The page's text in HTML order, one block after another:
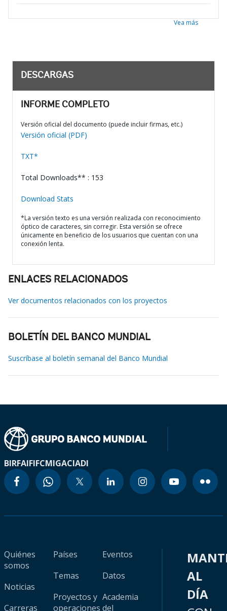
Vea más
DESCARGAS
INFORME COMPLETO
Versión oficial del documento (puede incluir firmas, etc.)
Versión oficial (PDF)
TXT*
Total Downloads** : 153
Download Stats
*La versión texto es una versión realizada con reconocimiento
óptico de caracteres, sin corregir. Esta versión se ofrece
únicamente en beneficio de los usuarios que cuentan con una
conexión lenta.
ENLACES RELACIONADOS
Ver documentos relacionados con los proyectos
BOLETÍN DEL BANCO MUNDIAL
Suscríbase al boletín semanal del Banco Mundial
BIRFAIFIFCMIGACIADI
Quiénes
somos
Noticias
Carreras
Países
Temas
Proyectos y
operaciones
Eventos
Datos
Academia
del
AL
DÍA